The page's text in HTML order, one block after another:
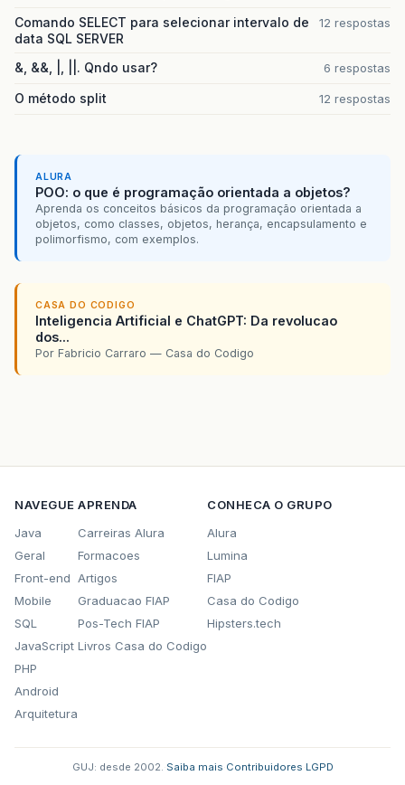
Comando SELECT para selecionar intervalo de
data SQL SERVER
12 respostas
&, &&, |, ||. Qndo usar? 6 respostas
O método split 12 respostas
ALURA
POO: o que é programação orientada a objetos?
Aprenda os conceitos básicos da programação orientada a
objetos, como classes, objetos, herança, encapsulamento e
polimorfismo, com exemplos.
CASA DO CODIGO
Inteligencia Artificial e ChatGPT: Da revolucao
dos...
Por Fabricio Carraro — Casa do Codigo
NAVEGUE
Java
Geral
Front-end
Mobile
SQL
JavaScript
PHP
Android
Arquitetura
APRENDA
Carreiras Alura
Formacoes
Artigos
Graduacao FIAP
Pos-Tech FIAP
Livros Casa do Codigo
CONHECA O GRUPO
Alura
Lumina
FIAP
Casa do Codigo
Hipsters.tech
GUJ: desde 2002. Saiba mais Contribuidores LGPD